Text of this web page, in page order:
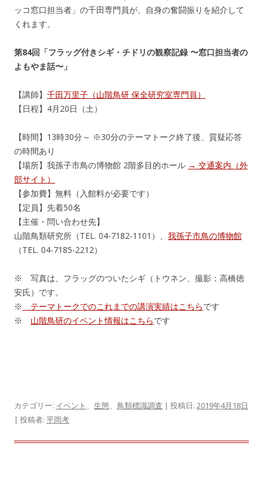
ッコ窓口担当者」の千田専門員が、自身の奮闘振りを紹介して
くれます。
第84回「フラッグ付きシギ・チドリの観察記録 〜窓口担当者の
よもやま話〜」
【講師】 千田万里子（山階鳥研 保全研究室専門員）
【日程】4月20日（土）
【時間】13時30分～ ※30分のテーマトーク終了後、質疑応答
の時間あり
【場所】我孫子市鳥の博物館 2階多目的ホール → 交通案内（外
部サイト）
【参加費】無料（入館料が必要です）
【定員】先着50名
【主催・問い合わせ先】
山階鳥類研究所（TEL. 04-7182-1101）、 我孫子市鳥の博物館
（TEL. 04-7185-2212）
※ 写真は、フラッグのついたシギ（トウネン、撮影：高橋徳
安氏）です。
※
テーマトークでのこれまでの講演実績はこちらです
※ 山階鳥研のイベント情報はこちらです
カテゴリー: イベント 、 生態、 鳥類標識調査 | 投稿日: 2019年4月18日
| 投稿者: 平岡考